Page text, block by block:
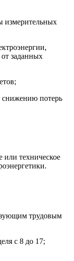
измерительных
заданных
снижению потерь
или техническое
трудовым
с 8 до 17;